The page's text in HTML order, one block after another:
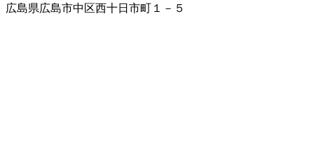
広島県広島市中区西十日市町１－５